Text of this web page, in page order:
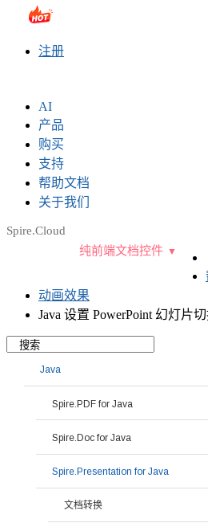
sales@e-iceblue.com
注册
AI
产品
购买
支持
帮助文档
关于我们
Spire.Cloud
纯前端文档控件
动画效果
Java 设置 PowerPoint 幻灯片
Java
Spire.PDF for Java
Spire.Doc for Java
Spire.Presentation for Java
文档转换